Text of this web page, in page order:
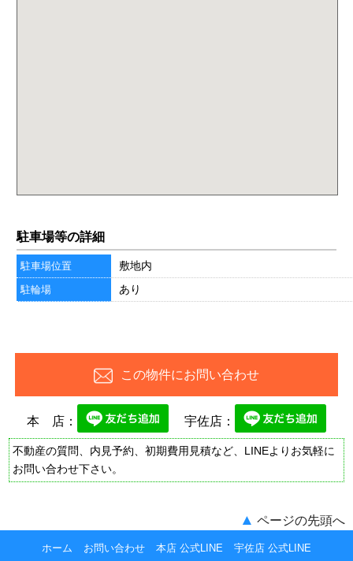
駐車場等の詳細
駐車場位置 敷地内
駐輪場 あり
この物件にお問い合わせ
本 店： 宇佐店：
不動産の質問、内見予約、初期費用見積など、LINEよりお気軽に
お問い合わせ下さい。
▲ ページの先頭へ
ホーム お問い合わせ 本店 公式LINE 宇佐店 公式LINE